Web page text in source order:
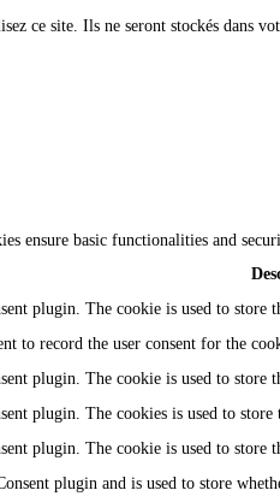
ce site. Ils ne seront stockés dans
ensure basic functionalities and
plugin. The cookie is used to
to record the user consent for the
plugin. The cookie is used to store
plugin. The cookies is used to
plugin. The cookie is used to store
plugin and is used to store